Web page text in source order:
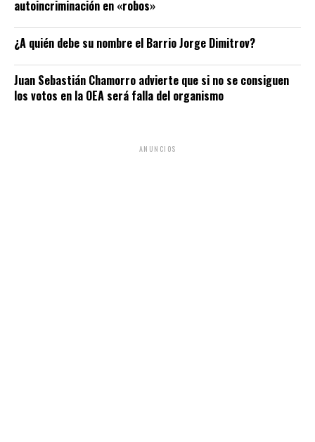
autoincriminación en «robos»
¿A quién debe su nombre el Barrio Jorge Dimitrov?
Juan Sebastián Chamorro advierte que si no se consiguen
los votos en la OEA será falla del organismo
ANUNCIOS